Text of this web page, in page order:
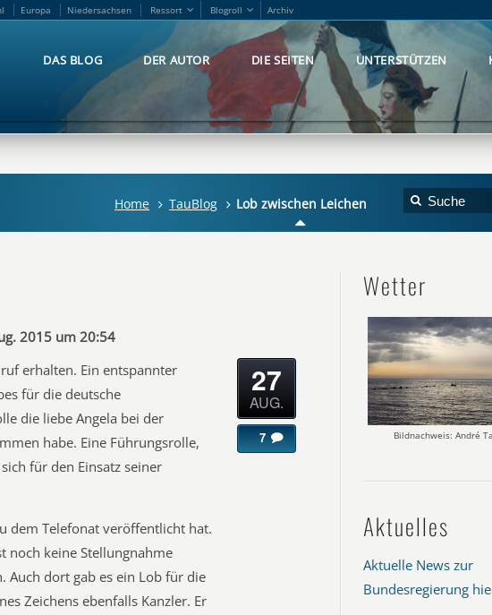
Europa Niedersachsen Ressort Blogroll Archiv
DAS BLOG DER AUTOR DIE SEITEN UNTERSTÜTZEN
Home TauBlog Lob zwischen Leichen
2015 um 20:54
erhalten. Ein entspannter
für die deutsche
die liebe Angela bei der
habe. Eine Führungsrolle,
für den Einsatz seiner
dem Telefonat veröffentlicht hat.
noch keine Stellungnahme
Auch dort gab es ein Lob für die
Zeichens ebenfalls Kanzler. Er
27
AUG.
7
Wetter
Bildnachweis: André
Aktuelles
Aktuelle News zur
Bundesregierung
Europa Niedersachsen Ressort Blogroll Archiv
DAS BLOG DER AUTOR DIE SEITEN UNTERSTÜTZEN